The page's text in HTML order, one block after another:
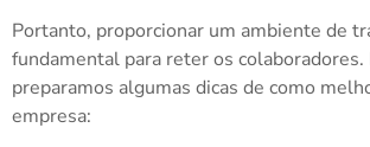
Portanto, proporcionar um ambiente de
fundamental para reter os
preparamos algumas dicas de como
empresa: